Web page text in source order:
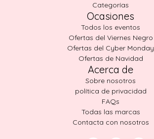
Categorías
Ocasiones
Todos los eventos
Ofertas del Viernes Negro
Ofertas del Cyber Monday
Ofertas de Navidad
Acerca de
Sobre nosotros
política de privacidad
FAQs
Todas las marcas
Contacta con nosotros